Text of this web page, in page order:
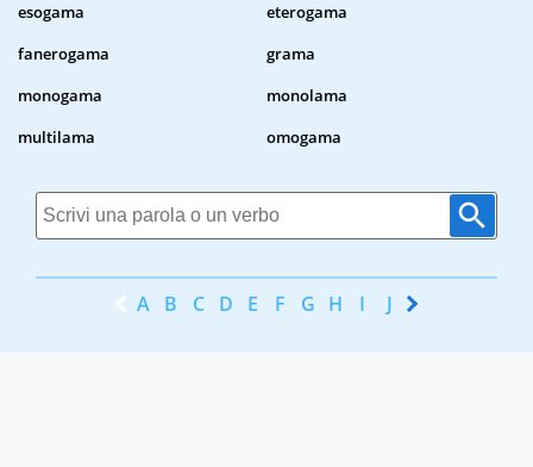
esogama
eterogama
fanerogama
grama
monogama
monolama
multilama
omogama
A B C D E F G H I J K